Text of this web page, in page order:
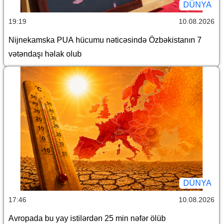
DÜNYA
19:19 10.08.2026
Nijnekamska PUA hücumu nəticəsində Özbəkistanın 7
vətəndaşı həlak olub
DÜNYA
17:46 10.08.2026
Avropada bu yay istilərdən 25 min nəfər ölüb